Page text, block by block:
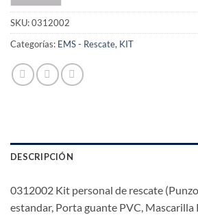
SKU:0312002
Categorías: EMS - Rescate, KIT
DESCRIPCIÓN
0312002 Kit personal de rescate
estandar, Porta guante PVC, Mascarilla